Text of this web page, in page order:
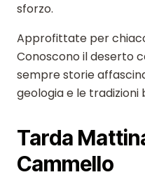
sforzo.
Approfittate per
Conoscono il deserto
sempre storie
geologia e le tradizioni
Tarda
Cammello